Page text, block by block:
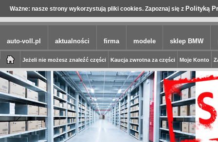
Ważne: nasze strony wykorzystują pliki cookies. Zapoznaj się z Polityką
auto-voll.pl aktualności firma modele sklep BMW
Jeżeli nie możesz znaleźć części Kaucja zwrotna za części Moje Konto